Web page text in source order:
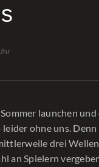
launchen
ohne uns.
drei
an Spielern